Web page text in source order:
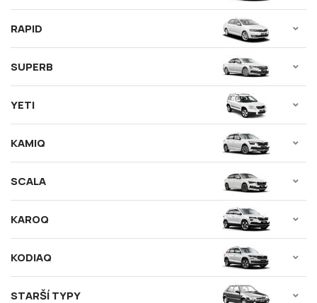
RAPID
SUPERB
YETI
KAMIQ
SCALA
KAROQ
KODIAQ
STARŠÍ TYPY